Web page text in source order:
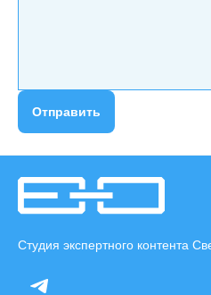
Отправить
Студия экспертного контента